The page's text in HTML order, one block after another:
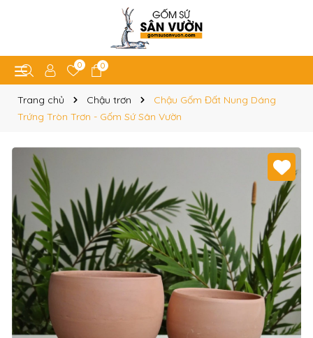
0 0
Trang chủ Chậu trơn
Chậu Gốm Đất Nung Dáng
Trứng Tròn Trơn - Gốm Sứ Sân Vườn